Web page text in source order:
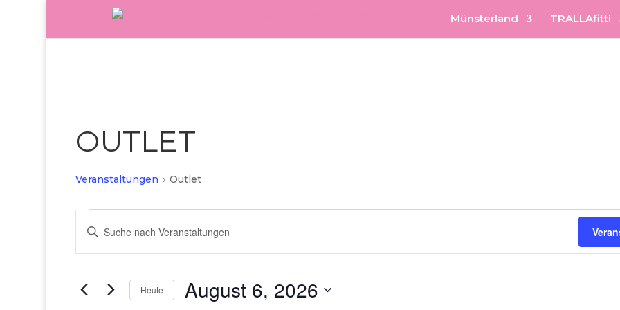
Münsterland TRALLAfitti
OUTLET
Veranstaltungen Outlet
für
6,
Veranstaltungen
Suche
Ansichten,
Bitte
Schlüsselwort
eingeben.
nach
Heute August 6, 2026